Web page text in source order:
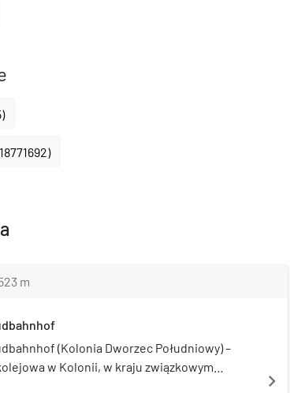
m
(Kolonia Dworzec Południowy) –
w Kolonii, w kraju związkowym
navigate_next